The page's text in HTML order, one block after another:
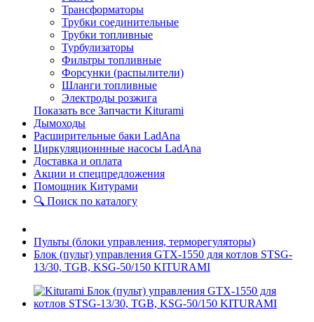
Трансформаторы
Трубки соединительные
Трубки топливные
Турбулизаторы
Фильтры топливные
Форсунки (распылители)
Шланги топливные
Электроды розжига
Показать все Запчасти Kiturami
Дымоходы
Расширительные баки LadAna
Циркуляционнные насосы LadAna
Доставка и оплата
Акции и спецпредложения
Помощник Китурами
🔍 Поиск по каталогу
Пульты (блоки управления, терморегуляторы)
Блок (пульт) управления GТХ-1550 для котлов STSG-
13/30, TGB, KSG-50/150 KITURAMI